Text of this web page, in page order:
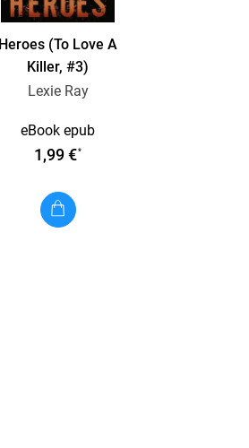
Heroes (To Love A
Killer, #3)
Lexie Ray
eBook epub
1,99 €*